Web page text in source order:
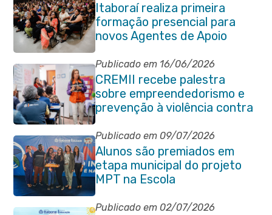
Itaboraí realiza primeira
formação presencial para
novos Agentes de Apoio
Escolar
Publicado em 16/06/2026
CREMII recebe palestra
sobre empreendedorismo e
prevenção à violência contra
a pessoa idosa
Publicado em 09/07/2026
Alunos são premiados em
etapa municipal do projeto
MPT na Escola
Publicado em 02/07/2026